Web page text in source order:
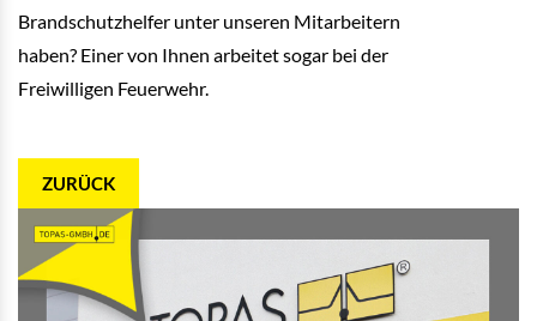
Brandschutzhelfer unter unseren Mitarbeitern
haben? Einer von Ihnen arbeitet sogar bei der
Freiwilligen Feuerwehr.
ZURÜCK